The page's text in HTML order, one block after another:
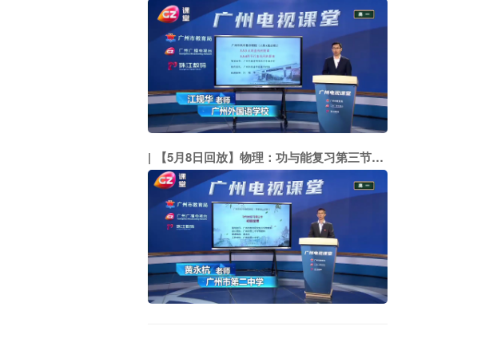
【5月8日回放】物理：功与能复习第三节：动能定理（市二中 黄永杭）